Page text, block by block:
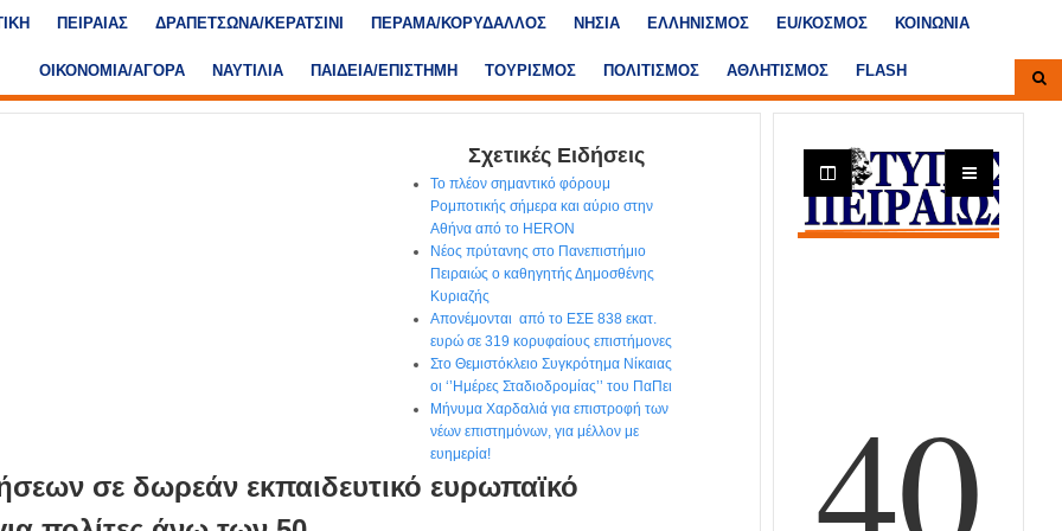
ΠΕΙΡΑΙΑΣ ΔΡΑΠΕΤΣΩΝΑ/ΚΕΡΑΤΣΙΝΙ ΠΕΡΑΜΑ/ΚΟΡΥΔΑΛΛΟΣ ΝΗΣΙΑ ΕΛΛΗΝΙΣΜΟΣ ΕU/ΚΟΣΜΟΣ ΚΟΙΝΩΝΙΑ
ΟΙΚΟΝΟΜΙΑ/ΑΓΟΡΑ ΝΑΥΤΙΛΙΑ ΠΑΙΔΕΙΑ/ΕΠΙΣΤΗΜΗ ΤΟΥΡΙΣΜΟΣ ΠΟΛΙΤΙΣΜΟΣ ΑΘΛΗΤΙΣΜΟΣ FLASH
Σχετικές Ειδήσεις
Το πλέον σημαντικό φόρουμ
Ρομποτικής σήμερα και αύριο στην
Αθήνα από το HERON
Νέος πρύτανης στο Πανεπιστήμιο
Πειραιώς ο καθηγητής Δημοσθένης
Κυριαζής
Απονέμονται από το ΕΣΕ 838 εκατ.
ευρώ σε 319 κορυφαίους επιστήμονες
Στο Θεμιστόκλειο Συγκρότημα Νίκαιας
οι ‘’Ημέρες Σταδιοδρομίας’’ του ΠαΠει
Μήνυμα Χαρδαλιά για επιστροφή των
νέων επιστημόνων, για μέλλον με
ευημερία!
σε δωρεάν εκπαιδευτικό ευρωπαϊκό